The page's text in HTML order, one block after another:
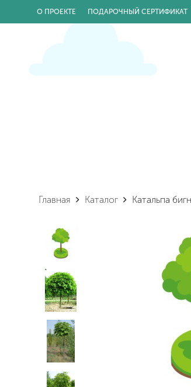
О ПРОЕКТЕ ПОДАРОЧНЫЙ СЕРТИФИКАТ
Главная Каталог Катальпа